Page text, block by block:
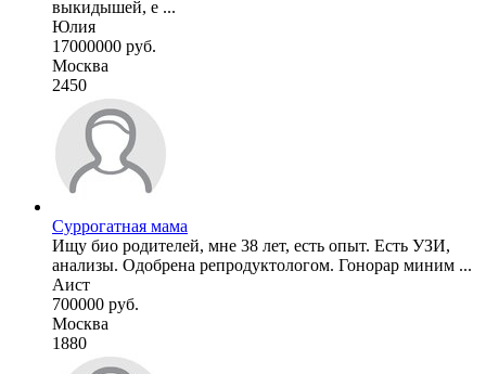
выкидышей, е ...
Юлия
17000000 руб.
Москва
2450
Суррогатная мама
Ищу био родителей, мне 38 лет, есть опыт. Есть УЗИ,
анализы. Одобрена репродуктологом. Гонорар миним ...
Аист
700000 руб.
Москва
1880